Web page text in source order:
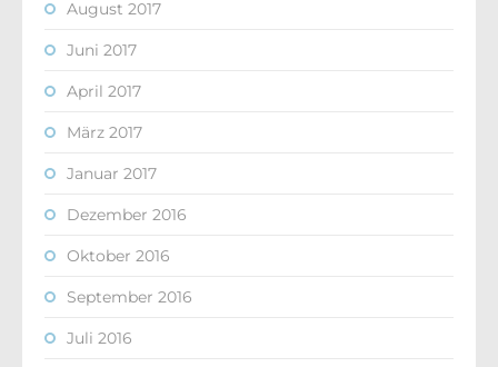
August 2017
Juni 2017
April 2017
März 2017
Januar 2017
Dezember 2016
Oktober 2016
September 2016
Juli 2016